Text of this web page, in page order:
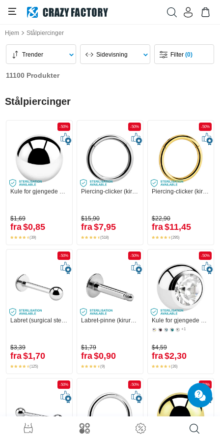
Hjem Stålpiercinger
Trender Sidevisning Filter(0)
11100 Produkter
Stålpiercinger
-50%
Kule for gjengede pinner (kirurgisk stål, sølv, skinnende finish)
$1,69
fra$0,85
(39)
-50%
Piercing-clicker (kirurgisk stål, sølv, skinnende finish)
$15,90
fra$7,95
(518)
-50%
Piercing-clicker (kirurgisk stål, gull, skinnende finish)
$22,90
fra$11,45
(295)
-50%
$3,39
fra$1,70
(125)
-50%
Labret-pinne (kirurgisk stål, sølv, skinnende finish)
$1,79
fra$0,90
(9)
-50%
+1
$4,59
fra$2,30
(26)
-50% -50% -50%